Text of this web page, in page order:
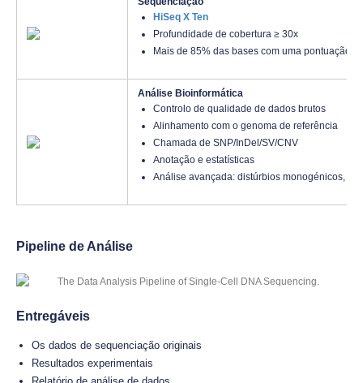
HiSeq X Ten
Profundidade de cobertura ≥ 30x
Mais de 85% das bases com uma pontuação
Análise Bioinformática
Controlo de qualidade de dados brutos
Alinhamento com o genoma de referência
Chamada de SNP/InDel/SV/CNV
Anotação e estatísticas
Análise avançada: distúrbios monogénicos,
Pipeline de Análise
Entregáveis
Os dados de sequenciação originais
Resultados experimentais